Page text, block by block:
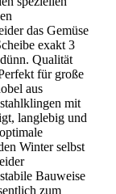
das Gemüse
exakt 3
Qualität
für große
aus
mit
langlebig und
Winter selbst
Bauweise
zum